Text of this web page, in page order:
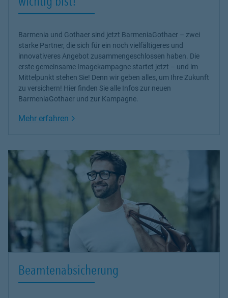
Barmenia und Gothaer sind jetzt BarmeniaGothaer – zwei
starke Partner, die sich für ein noch vielfältigeres und
innovativeres Angebot zusammengeschlossen haben. Die
erste gemeinsame Imagekampagne startet jetzt – und im
Mittelpunkt stehen Sie! Denn wir geben alles, um Ihre Zukunft
zu versichern! Hier finden Sie alle Infos zur neuen
BarmeniaGothaer und zur Kampagne.
Mehr erfahren Link Opens in New Tab
Beamtenabsicherung